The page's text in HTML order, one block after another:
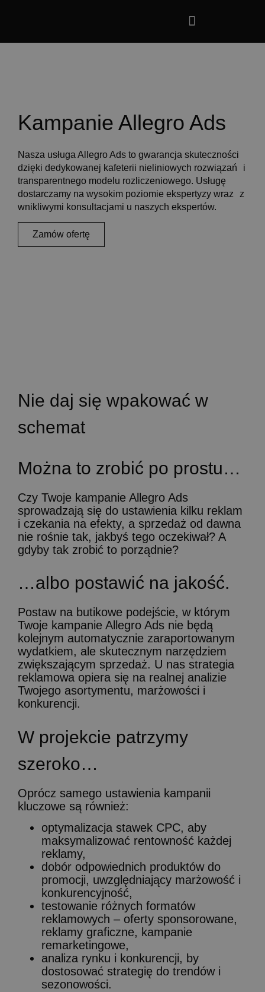
Kampanie Allegro Ads
Nasza usługa Allegro Ads to gwarancja skuteczności
dzięki dedykowanej kafeterii nieliniowych rozwiązań i
transparentnego modelu rozliczeniowego. Usługę
dostarczamy na wysokim poziomie ekspertyzy wraz z
wnikliwymi konsultacjami u naszych ekspertów.
Zamów ofertę
Nie daj się wpakować w
schemat
Można to zrobić po prostu…
Czy Twoje kampanie Allegro Ads
sprowadzają się do ustawienia kilku reklam
i czekania na efekty, a sprzedaż od dawna
nie rośnie tak, jakbyś tego oczekiwał? A
gdyby tak zrobić to porządnie?
…albo postawić na jakość.
Postaw na butikowe podejście, w którym
Twoje kampanie Allegro Ads nie będą
kolejnym automatycznie zaraportowanym
wydatkiem, ale skutecznym narzędziem
zwiększającym sprzedaż. U nas strategia
reklamowa opiera się na realnej analizie
Twojego asortymentu, marżowości i
konkurencji.
W projekcie patrzymy
szeroko…
Oprócz samego ustawienia kampanii
kluczowe są również:
optymalizacja stawek CPC, aby
maksymalizować rentowność każdej
reklamy,
dobór odpowiednich produktów do
promocji, uwzględniający marżowość i
konkurencyjność,
testowanie różnych formatów
reklamowych – oferty sponsorowane,
reklamy graficzne, kampanie
remarketingowe,
analiza rynku i konkurencji, by
dostosować strategię do trendów i
sezonowości.